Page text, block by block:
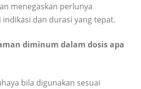
menegaskan perlunya
indikasi dan durasi yang tepat.
diminum dalam dosis apa
bila digunakan sesuai